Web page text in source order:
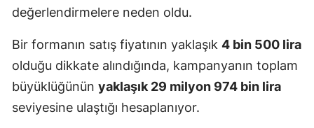
değerlendirmelere neden oldu.
Bir formanın satış fiyatının yaklaşık 4 bin 500 lira
olduğu dikkate alındığında, kampanyanın toplam
büyüklüğünün yaklaşık 29 milyon 974 bin lira
seviyesine ulaştığı hesaplanıyor.